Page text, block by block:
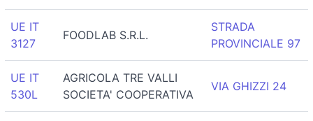
UE IT
3127
FOODLAB S.R.L.
STRADA
PROVINCIALE 97
UE IT
530L
AGRICOLA TRE VALLI
SOCIETA' COOPERATIVA
VIA GHIZZI 24